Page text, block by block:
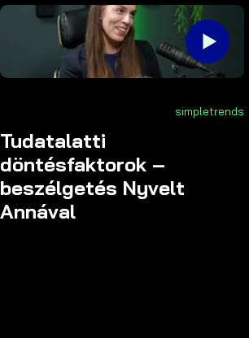
simpletrends
Tudatalatti
döntésfaktorok –
beszélgetés Nyvelt
Annával